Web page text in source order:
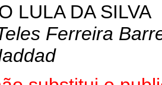
LULA DA SILVA
Ferreira